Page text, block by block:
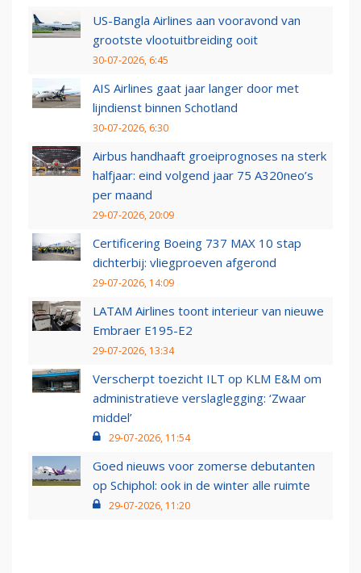
US-Bangla Airlines aan vooravond van
grootste vlootuitbreiding ooit
30-07-2026, 6:45
AIS Airlines gaat jaar langer door met
lijndienst binnen Schotland
30-07-2026, 6:30
Airbus handhaaft groeiprognoses na sterk
halfjaar: eind volgend jaar 75 A320neo’s
per maand
29-07-2026, 20:09
Certificering Boeing 737 MAX 10 stap
dichterbij: vliegproeven afgerond
29-07-2026, 14:09
LATAM Airlines toont interieur van nieuwe
Embraer E195-E2
29-07-2026, 13:34
Verscherpt toezicht ILT op KLM E&M om
administratieve verslaglegging: ‘Zwaar
middel’
29-07-2026, 11:54
Goed nieuws voor zomerse debutanten
op Schiphol: ook in de winter alle ruimte
29-07-2026, 11:20